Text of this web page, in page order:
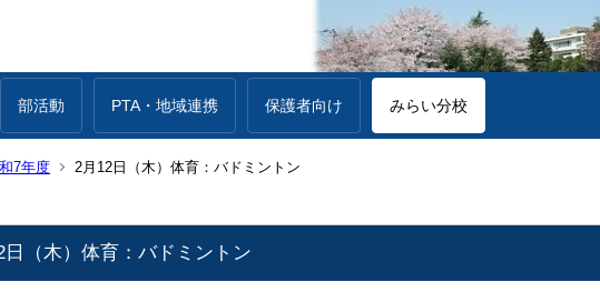
部活動 PTA・地域連携 保護者向け みらい分校
7年度 2月12日（木）体育：バドミントン
日（木）体育：バドミントン